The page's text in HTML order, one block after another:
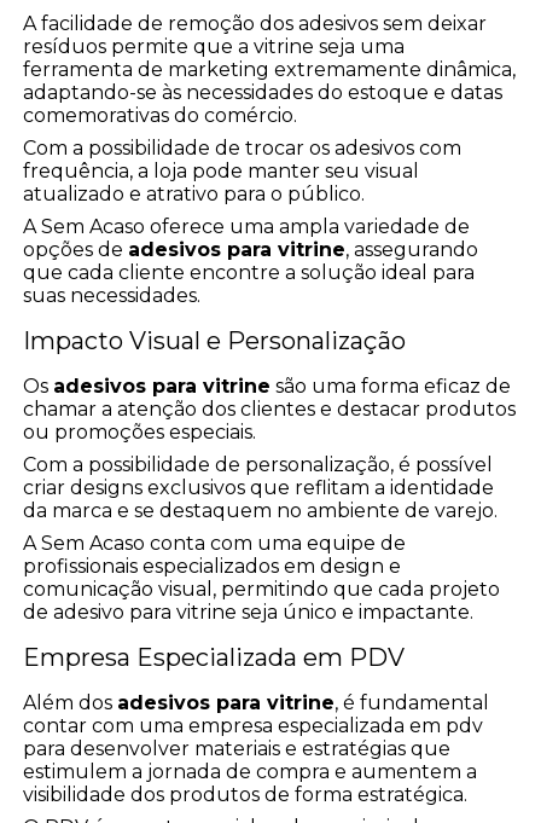
A facilidade de remoção dos adesivos sem deixar
resíduos permite que a vitrine seja uma
ferramenta de marketing extremamente dinâmica,
adaptando-se às necessidades do estoque e datas
comemorativas do comércio.
Com a possibilidade de trocar os adesivos com
frequência, a loja pode manter seu visual
atualizado e atrativo para o público.
A Sem Acaso oferece uma ampla variedade de
opções de adesivos para vitrine, assegurando
que cada cliente encontre a solução ideal para
suas necessidades.
Impacto Visual e Personalização
Os adesivos para vitrine são uma forma eficaz de
chamar a atenção dos clientes e destacar produtos
ou promoções especiais.
Com a possibilidade de personalização, é possível
criar designs exclusivos que reflitam a identidade
da marca e se destaquem no ambiente de varejo.
A Sem Acaso conta com uma equipe de
profissionais especializados em design e
comunicação visual, permitindo que cada projeto
de adesivo para vitrine seja único e impactante.
Empresa Especializada em PDV
Além dos adesivos para vitrine, é fundamental
contar com uma empresa especializada em pdv
para desenvolver materiais e estratégias que
estimulem a jornada de compra e aumentem a
visibilidade dos produtos de forma estratégica.